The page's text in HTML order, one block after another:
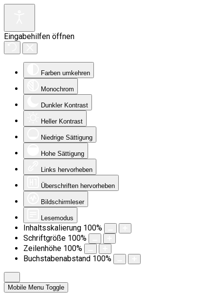
Eingabehilfen öffnen
Farben umkehren
Monochrom
Dunkler Kontrast
Heller Kontrast
Niedrige Sättigung
Hohe Sättigung
Links hervorheben
Überschriften hervorheben
Bildschirmleser
Lesemodus
Inhaltsskalierung 100%
Schriftgröße 100%
Zeilenhöhe 100%
Buchstabenabstand 100%
Mobile Menu Toggle